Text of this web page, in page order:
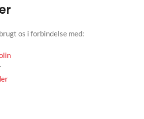
os i forbindelse med: